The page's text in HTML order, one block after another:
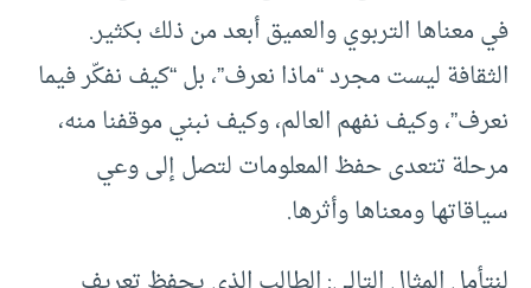
في معناها التربوي والعميق أبعد من ذلك بكثير.
الثقافة ليست مجرد “ماذا نعرف”، بل “كيف نفكّر فيما
نعرف”، وكيف نفهم العالم، وكيف نبني موقفنا منه،
مرحلة تتعدى حفظ المعلومات لتصل إلى وعي
سياقاتها ومعناها وأثرها.